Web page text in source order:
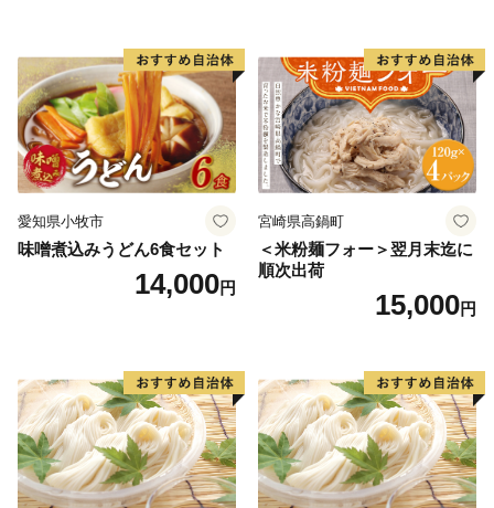
愛知県小牧市
味噌煮込みうどん6食セット
14,000円
宮崎県高鍋町
＜米粉麺フォー＞翌月末迄に
順次出荷
15,000円